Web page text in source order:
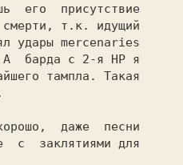
его  присутствие
т.к. идущий
удары mercenaries
барда с 2-я HP я
тампла. Такая
с  заклятиями для